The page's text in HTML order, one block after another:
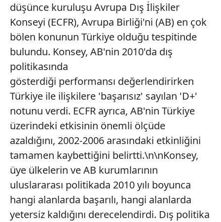
düşünce kuruluşu Avrupa Dış İlişkiler
Konseyi (ECFR), Avrupa Birliği'ni (AB) en çok
bölen konunun Türkiye olduğu tespitinde
bulundu. Konsey, AB'nin 2010'da dış
politikasında
gösterdiği performansı değerlendirirken
Türkiye ile ilişkilere 'başarısız' sayılan 'D+'
notunu verdi. ECFR ayrıca, AB'nin Türkiye
üzerindeki etkisinin önemli ölçüde
azaldığını, 2002-2006 arasındaki etkinliğini
tamamen kaybettiğini belirtti.\n\nKonsey,
üye ülkelerin ve AB kurumlarının
uluslararası politikada 2010 yılı boyunca
hangi alanlarda başarılı, hangi alanlarda
yetersiz kaldığını derecelendirdi. Dış politika